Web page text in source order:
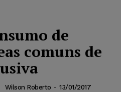
de
comuns de
Wilson Roberto - 13/01/2017